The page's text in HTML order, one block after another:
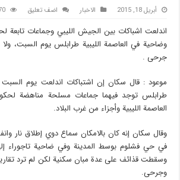
أبريل 18, 2015 الاخبار اضف تعليق 270
اندلعت اشباكات بين الجيش الليبي وجماعات تابعة
وضاحية في العاصمة الليبية طرابلس يوم السبت،
جرحى .
موعود : قال سكان إن اشتباكات اندلعت يوم
طرابلس توجد فيهما جماعات مسلحة مناهضة
العاصمة الليبية وأجزاء من غرب البلاد.
وقال سكان إنه كان بالامكان سماع دوي إطلاق نار
في حي فشلوم بوسط المدينة وفي ضاحية تاجوراء
وسقطت قذائف على عدة مبان سكنية لكن لم ترد
وجرحى.